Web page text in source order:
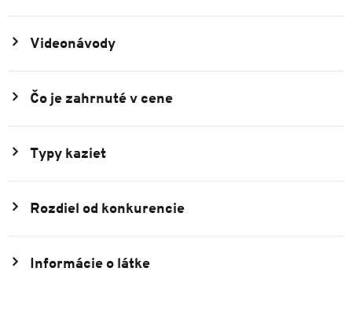
Videonávody
Čo je zahrnuté v cene
Typy kaziet
Rozdiel od konkurencie
Informácie o látke